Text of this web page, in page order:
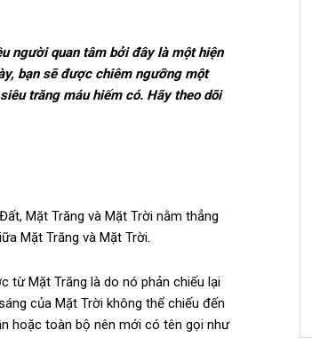
người quan tâm bởi đây là một hiện
bạn sẽ được chiêm ngưỡng một
trăng máu hiếm có. Hãy theo dõi
Mặt Trăng và Mặt Trời nằm thẳng
Mặt Trăng và Mặt Trời.
từ Mặt Trăng là do nó phản chiếu lại
của Mặt Trời không thể chiếu đến
hoặc toàn bộ nên mới có tên gọi như